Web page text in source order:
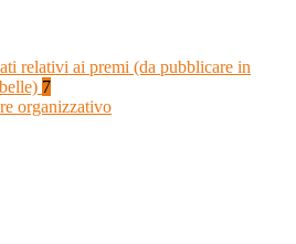
relativi ai premi (da pubblicare in
7
organizzativo